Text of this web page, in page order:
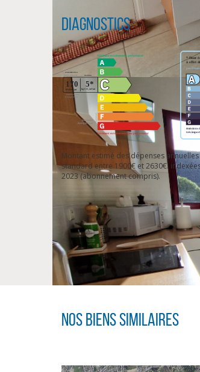
Diagnostics
Montant estimé des dépenses
standard entre 1900€ et 2630€.
2023 (abonnement compris).
Nos biens similaires